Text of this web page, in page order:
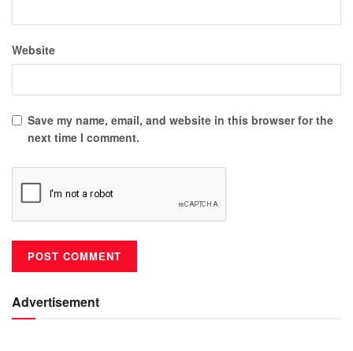
Website
Save my name, email, and website in this browser for the
next time I comment.
Advertisement